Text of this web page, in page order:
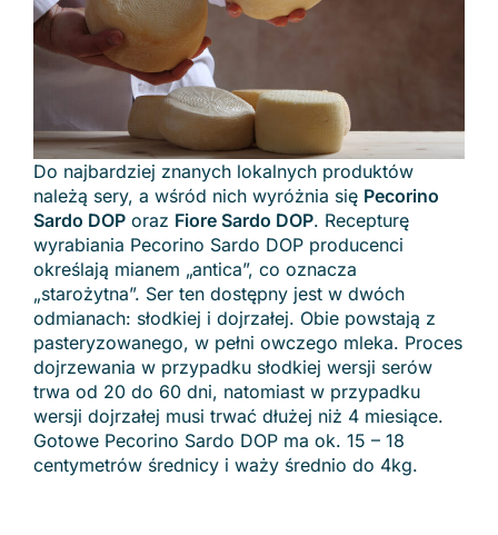
Do najbardziej znanych lokalnych produktów
należą sery, a wśród nich wyróżnia się Pecorino
Sardo DOP oraz Fiore Sardo DOP. Recepturę
wyrabiania Pecorino Sardo DOP producenci
określają mianem „antica”, co oznacza
„starożytna”. Ser ten dostępny jest w dwóch
odmianach: słodkiej i dojrzałej. Obie powstają z
pasteryzowanego, w pełni owczego mleka. Proces
dojrzewania w przypadku słodkiej wersji serów
trwa od 20 do 60 dni, natomiast w przypadku
wersji dojrzałej musi trwać dłużej niż 4 miesiące.
Gotowe Pecorino Sardo DOP ma ok. 15 – 18
centymetrów średnicy i waży średnio do 4kg.